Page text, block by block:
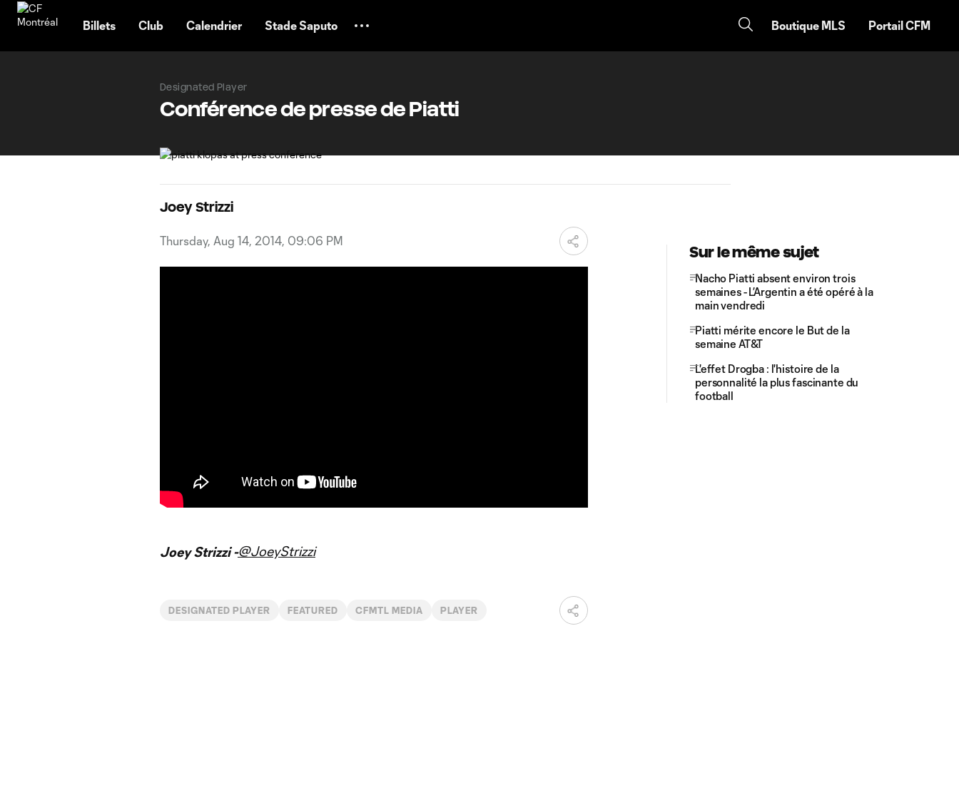
Billets Club Calendrier Stade Saputo Boutique MLS Portail CFM
Designated Player
Conférence de presse de Piatti
Joey Strizzi
Thursday, Aug 14, 2014, 09:06 PM
Joey Strizzi -@JoeyStrizzi
DESIGNATED PLAYER FEATURED CFMTL MEDIA PLAYER
Sur le même sujet
Nacho Piatti absent environ trois
semaines - L’Argentin a été opéré à la
main vendredi
Piatti mérite encore le But de la
semaine AT&T
L'effet Drogba : l'histoire de la
personnalité la plus fascinante du
football